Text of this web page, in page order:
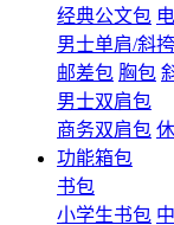
经典公文包
男士单肩/斜
邮差包 胸包
男士双肩包
商务双肩包
功能箱包
书包
小学生书包